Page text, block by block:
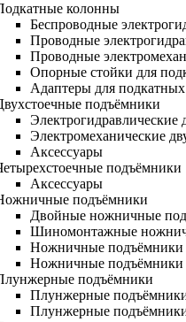
колонны
Беспроводные
Проводные
Проводные
Опорные стойки для
Адаптеры для
подъёмники
Электрогидравлические
Электромеханические
Аксессуары
подъёмники
Аксессуары
подъёмники
Двойные ножничные
Шиномонтажные
Ножничные
Ножничные подъёмники
подъёмники
Плунжерные
Плунжерные